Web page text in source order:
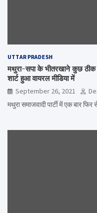
UTTAR PRADESH
मथुरा-सपा के भीतरखाने कुछ ठीक
शार्ट हुआ वायरल मीडिया में
September 26, 2021
मथुरा समाजवादी पार्टी में एक बार